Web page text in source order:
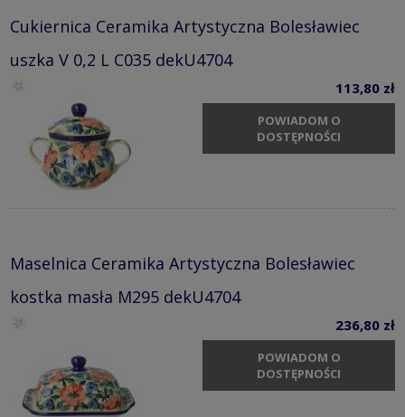
Cukiernica Ceramika Artystyczna Bolesławiec
uszka V 0,2 L C035 dekU4704
113,80 zł
POWIADOM O
DOSTĘPNOŚCI
Maselnica Ceramika Artystyczna Bolesławiec
kostka masła M295 dekU4704
236,80 zł
POWIADOM O
DOSTĘPNOŚCI